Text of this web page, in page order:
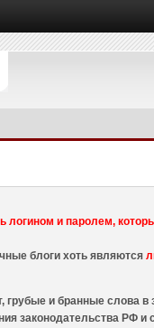
логином и паролем,
блоги хоть являются
и бранные слова в
законодательства РФ